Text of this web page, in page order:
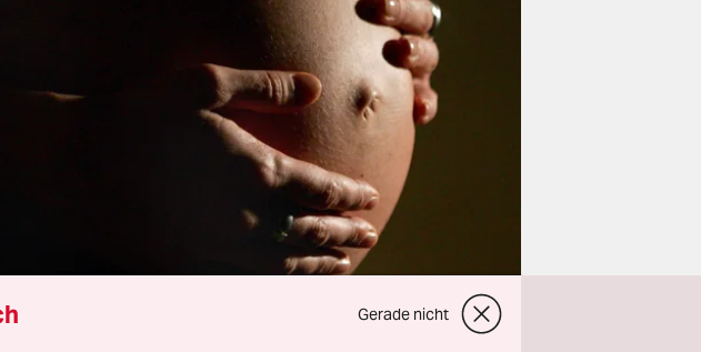
Gerade nicht